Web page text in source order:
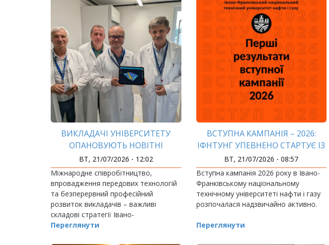
ВИКЛАДАЧІ УНІВЕРСИТЕТУ
ОПАНОВУЮТЬ НОВІТНІ
ТЕХНОЛОГІЇ
ВТ, 21/07/2026 - 12:02
Міжнародне співробітництво,
впровадження передових технологій
та безперервний професійний
розвиток викладачів – важливі
складові стратегії Івано-
Франківського національного
Переглянути
ВСТУПНА КАМПАНІЯ – 2026:
ІФНТУНГ УПЕВНЕНО СТАРТУЄ ІЗ
БЛИСКУЧИМИ РЕЗУЛЬТАТАМИ!
ВТ, 21/07/2026 - 08:57
Вступна кампанія 2026 року в Івано-
Франківському національному
технічному університеті нафти і газу
розпочалася надзвичайно активно.
Переглянути